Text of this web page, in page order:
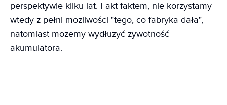
perspektywie kilku lat. Fakt faktem, nie korzystamy
wtedy z pełni możliwości "tego, co fabryka dała",
natomiast możemy wydłużyć żywotność
akumulatora.